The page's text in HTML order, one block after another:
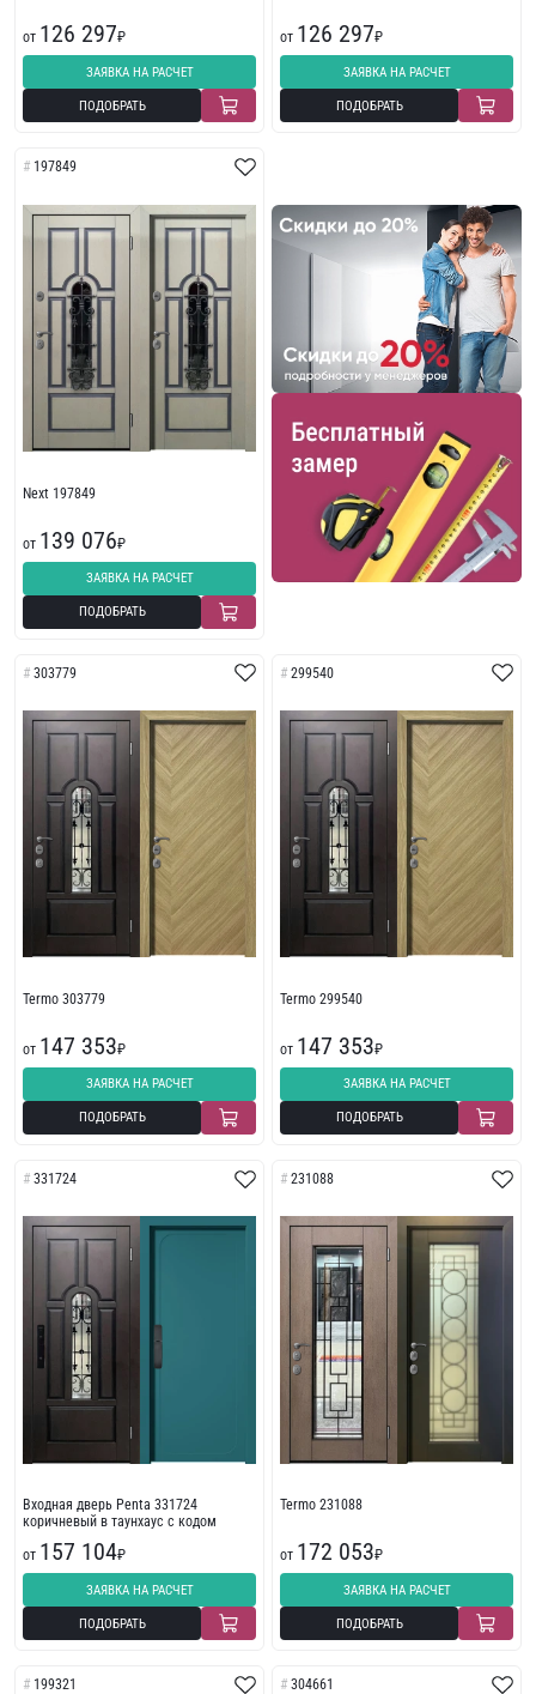
от 126 297₽
ЗАЯВКА НА РАСЧЕТ
ПОДОБРАТЬ
от 126 297₽
ЗАЯВКА НА РАСЧЕТ
ПОДОБРАТЬ
197849
Next 197849
от 139 076₽
ЗАЯВКА НА РАСЧЕТ
ПОДОБРАТЬ
303779
Termo 303779
от 147 353₽
ЗАЯВКА НА РАСЧЕТ
ПОДОБРАТЬ
299540
Termo 299540
от 147 353₽
ЗАЯВКА НА РАСЧЕТ
ПОДОБРАТЬ
331724
Входная дверь Penta 331724
коричневый в таунхаус с кодом
от 157 104₽
ЗАЯВКА НА РАСЧЕТ
ПОДОБРАТЬ
231088
Termo 231088
от 172 053₽
ЗАЯВКА НА РАСЧЕТ
ПОДОБРАТЬ
199321 304661